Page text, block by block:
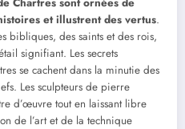
et illustrent des vertus.
bibliques, des saints et des rois,
signifiant. Les secrets
se cachent dans la minutie des
Les sculpteurs de pierre
d’œuvre tout en laissant libre
de l’art et de la technique